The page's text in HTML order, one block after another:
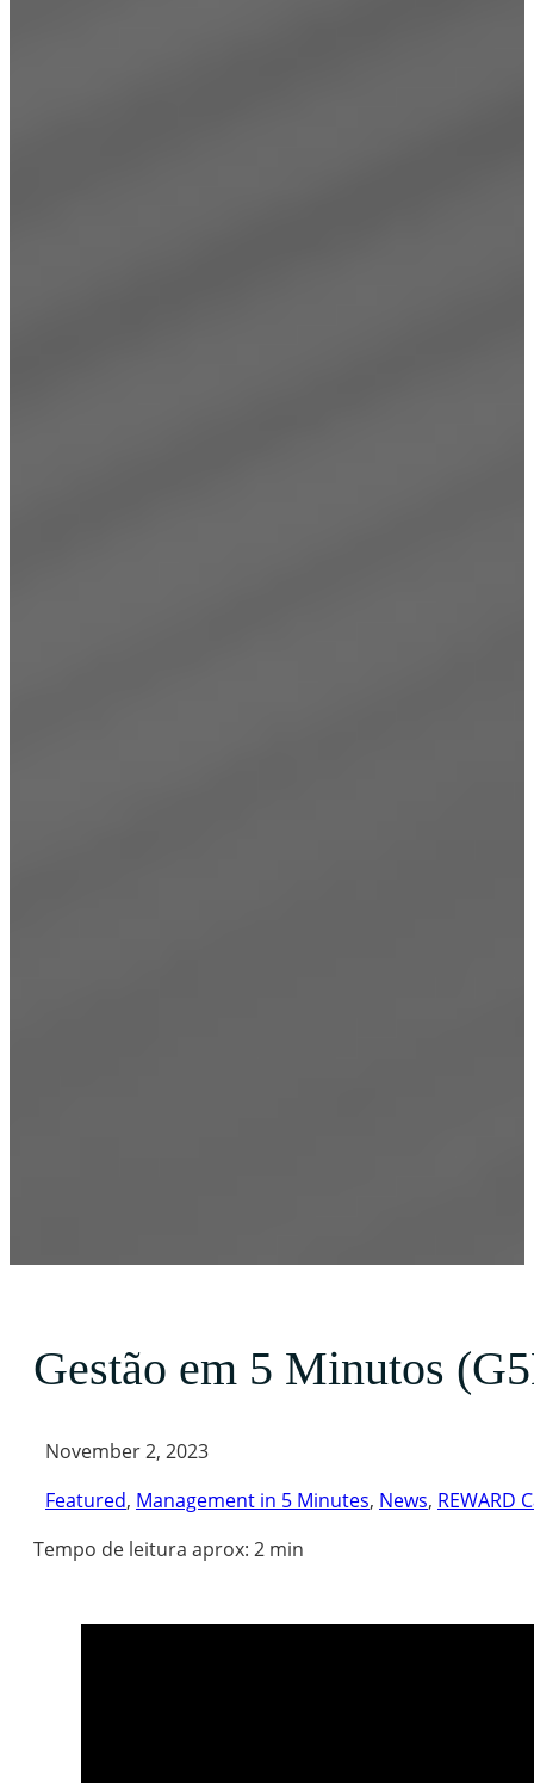
Gestão em 5 Minutos
November 2, 2023
Featured, Management in 5 Minutes, News, REWARD
Tempo de leitura aprox: 2 min